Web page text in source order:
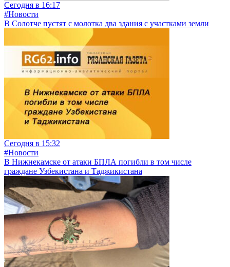
Сегодня в 16:17
#Новости
В Солотче пустят с молотка два здания с участками земли
Сегодня в 15:32
#Новости
В Нижнекамске от атаки БПЛА погибли в том числе
граждане Узбекистана и Таджикистана